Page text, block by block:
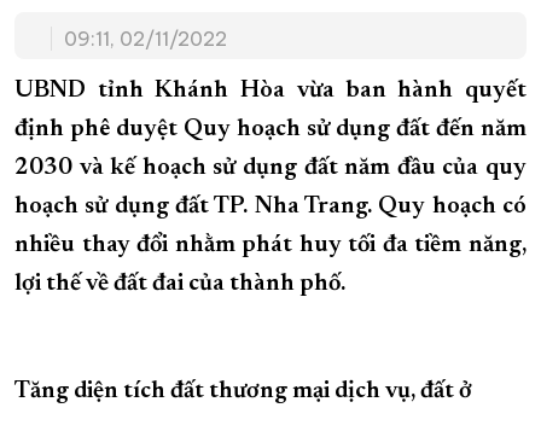
CHUNG TAY CẢI CÁCH HÀNH CHÍNH
XÂY DỰNG NÔNG THÔN MỚI LỊCH CẮT ĐIỆN
TÀU - XE - MÁY BAY
KỶ NIỆM 370 NĂM XÂY DỰNG VÀ PHÁT TRIỂN TỈNH KHÁNH HÒA
KHOẢNH KHẮC ĐẸP XỨ TRẦM
XÂY DỰNG KHÁNH HÒA TRỞ THÀNH THÀNH PHỐ TRỰC THUỘC
ĐẠI HỘI ĐẢNG CÁC CẤP TRANG CHỦ VỀ BÁO KHÁNH HÒA
09:11, 02/11/2022
UBND tỉnh Khánh Hòa vừa ban hành quyết
định phê duyệt Quy hoạch sử dụng đất đến năm
2030 và kế hoạch sử dụng đất năm đầu của quy
hoạch sử dụng đất TP. Nha Trang. Quy hoạch có
nhiều thay đổi nhằm phát huy tối đa tiềm năng,
lợi thế về đất đai của thành phố.
Tăng diện tích đất thương mại dịch vụ, đất ở